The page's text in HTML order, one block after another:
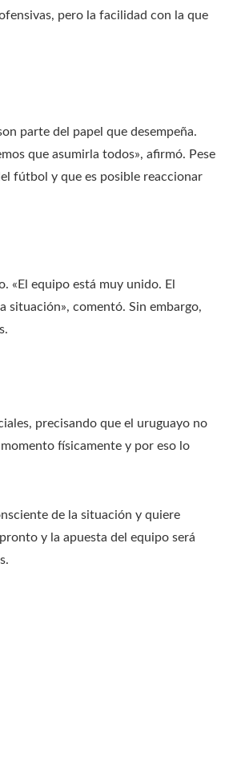
pero la facilidad con la que
parte del papel que desempeña.
que asumirla todos», afirmó. Pese
fútbol y que es posible reaccionar
«El equipo está muy unido. El
situación», comentó. Sin embargo,
precisando que el uruguayo no
físicamente y por eso lo
de la situación y quiere
y la apuesta del equipo será